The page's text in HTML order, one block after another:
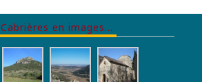
Cabrières en images…